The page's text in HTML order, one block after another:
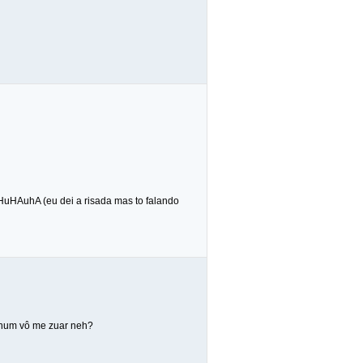
(eu dei a risada mas to falando
vô me zuar neh?